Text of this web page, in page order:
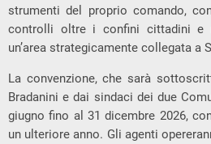
strumenti del proprio comando,
controlli oltre i confini cittadini e
un’area strategicamente collegata a
La convenzione, che sarà
Bradanini e dai sindaci dei due
giugno fino al 31 dicembre 2026,
un ulteriore anno. Gli agenti